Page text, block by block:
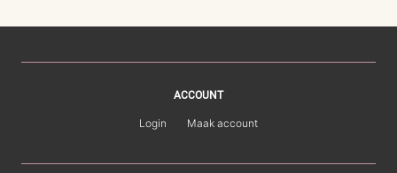
ACCOUNT
Login Maak account